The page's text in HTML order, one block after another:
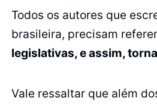
Todos os autores que
brasileira, precisam
legislativas, e assim,
Vale ressaltar que além